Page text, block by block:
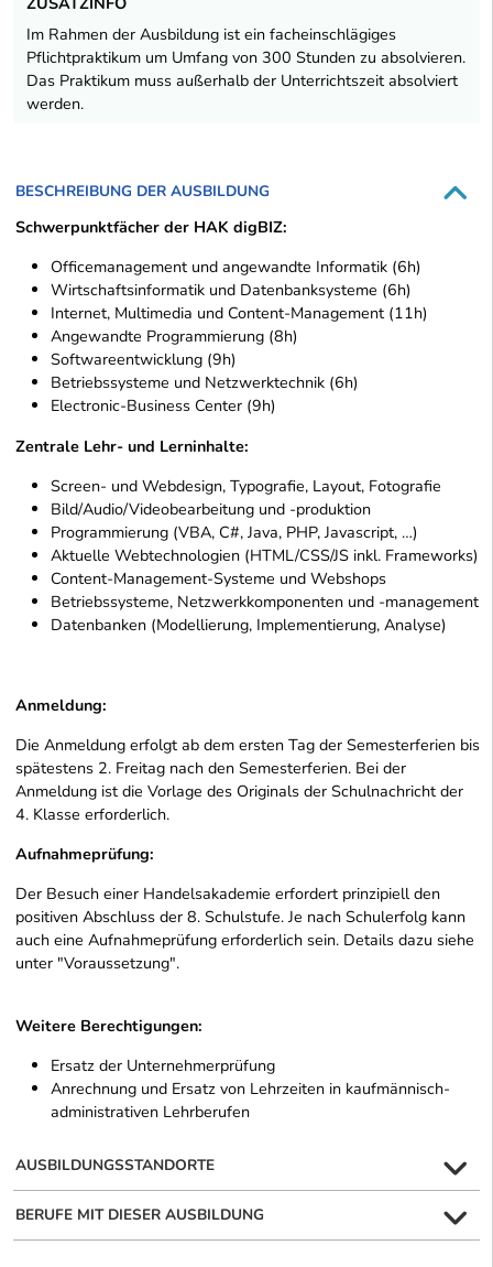
Im Rahmen der Ausbildung ist ein facheinschlägiges
Pflichtpraktikum um Umfang von 300 Stunden zu absolvieren.
Das Praktikum muss außerhalb der Unterrichtszeit absolviert
werden.
BESCHREIBUNG DER AUSBILDUNG
Schwerpunktfächer der HAK digBIZ:
Officemanagement und angewandte Informatik (6h)
Wirtschaftsinformatik und Datenbanksysteme (6h)
Internet, Multimedia und Content-Management (11h)
Angewandte Programmierung (8h)
Softwareentwicklung (9h)
Betriebssysteme und Netzwerktechnik (6h)
Electronic-Business Center (9h)
Zentrale Lehr- und Lerninhalte:
Screen- und Webdesign, Typografie, Layout, Fotografie
Bild/Audio/Videobearbeitung und -produktion
Programmierung (VBA, C#, Java, PHP, Javascript, …)
Aktuelle Webtechnologien (HTML/CSS/JS inkl. Frameworks)
Content-Management-Systeme und Webshops
Betriebssysteme, Netzwerkkomponenten und -management
Datenbanken (Modellierung, Implementierung, Analyse)
Anmeldung:
Die Anmeldung erfolgt ab dem ersten Tag der Semesterferien bis
spätestens 2. Freitag nach den Semesterferien. Bei der
Anmeldung ist die Vorlage des Originals der Schulnachricht der
4. Klasse erforderlich.
Aufnahmeprüfung:
Der Besuch einer Handelsakademie erfordert prinzipiell den
positiven Abschluss der 8. Schulstufe. Je nach Schulerfolg kann
auch eine Aufnahmeprüfung erforderlich sein. Details dazu siehe
unter "Voraussetzung".
Weitere Berechtigungen:
Ersatz der Unternehmerprüfung
Anrechnung und Ersatz von Lehrzeiten in kaufmännisch-
administrativen Lehrberufen
AUSBILDUNGSSTANDORTE
BERUFE MIT DIESER AUSBILDUNG